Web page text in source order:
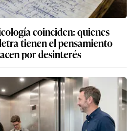
coinciden: quienes
tienen el pensamiento
por desinterés